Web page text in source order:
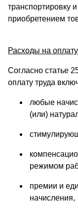
транспортировку
приобретением
Расходы на
Согласно статье
оплату труда
любые
(или)
режимом
премии и
начисления,